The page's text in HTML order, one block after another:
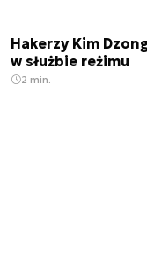
Hakerzy Kim
w służbie reżimu
2 min.